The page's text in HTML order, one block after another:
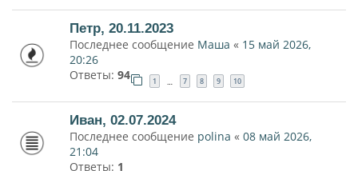
Петр, 20.11.2023
Последнее сообщение Маша « 15 май 2026,
20:26
Ответы: 94 1 … 7 8 9 10
Иван, 02.07.2024
Последнее сообщение polina « 08 май 2026,
21:04
Ответы: 1